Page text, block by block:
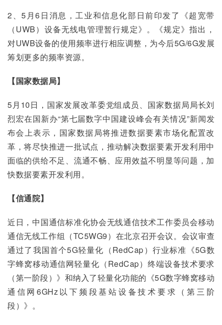
2、5月6日消息，工业和信息化部日前印发了《超宽带
（UWB）设备无线电管理暂行规定》。《规定》指出，
对UWB设备的使用频率进行相应调整，为今后5G/6G发展
筹划更多的频率资源。
【国家数据局】
5月10日，国家发展改革委党组成员、国家数据局局长刘
烈宏在国新办“第七届数字中国建设峰会有关情况”新闻发
布会上表示，国家数据局将推进数据要素市场化配置改
革，将尽快推进一批试点，推动解决数据要素开发利用中
面临的供给不足、流通不畅、应用效益不明显等问题，加
快数据要素开发利用。
【信通院】
近日，中国通信标准化协会无线通信技术工作委员会移动
通信无线工作组（TC5WG9）在北京召开会议。会议审查
通过了我国首个5G轻量化（RedCap）行业标准《5G数
字蜂窝移动通信网轻量化（RedCap）终端设备技术要求
（第一阶段）》和纳入了轻量化功能的《5G数字蜂窝移动
通信网6GHz以下频段基站设备技术要求（第三阶
段）》。